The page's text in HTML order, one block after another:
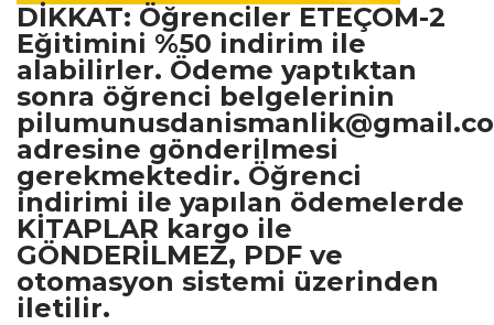
DİKKAT: Öğrenciler ETEÇOM-2
Eğitimini %50 indirim ile
alabilirler. Ödeme yaptıktan
sonra öğrenci belgelerinin
adresine gönderilmesi
gerekmektedir. Öğrenci
indirimi ile yapılan ödemelerde
KİTAPLAR kargo ile
GÖNDERİLMEZ, PDF ve
otomasyon sistemi üzerinden
iletilir.